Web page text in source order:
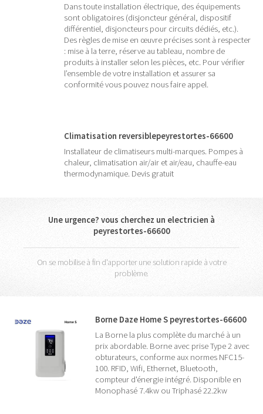
Dans toute installation électrique, des équipements
sont obligatoires (disjoncteur général, dispositif
différentiel, disjoncteurs pour circuits dédiés, etc.).
Des règles de mise en œuvre précises sont à respecter
: mise à la terre, réserve au tableau, nombre de
produits à installer selon les pièces, etc. Pour vérifier
l’ensemble de votre installation et assurer sa
conformité vous pouvez nous faire appel.
Climatisation reversiblepeyrestortes-66600
Installateur de climatiseurs multi-marques. Pompes à
chaleur, climatisation air/air et air/eau, chauffe-eau
thermodynamique. Devis gratuit
Une urgence? vous cherchez un electricien à
peyrestortes-66600
On se mobilise à fin d'apporter une solution rapide à votre
problème.
Borne Daze Home S peyrestortes-66600
La Borne la plus complète du marché à un
prix abordable. Borne avec prise Type 2 avec
obturateurs, conforme aux normes NFC15-
100. RFID, Wifi, Ethernet, Bluetooth,
compteur d'énergie intégré. Disponible en
Monophasé 7.4kw ou Triphasé 22.2kw